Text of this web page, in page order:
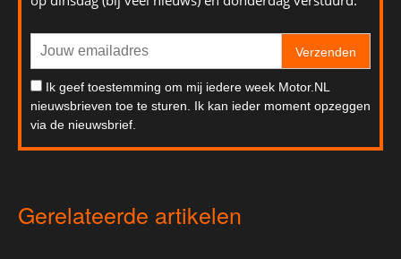
Verzenden
Ik geef toestemming om mij iedere week Motor.NL
nieuwsbrieven toe te sturen. Ik kan ieder moment opzeggen
via de nieuwsbrief.
Gerelateerde artikelen